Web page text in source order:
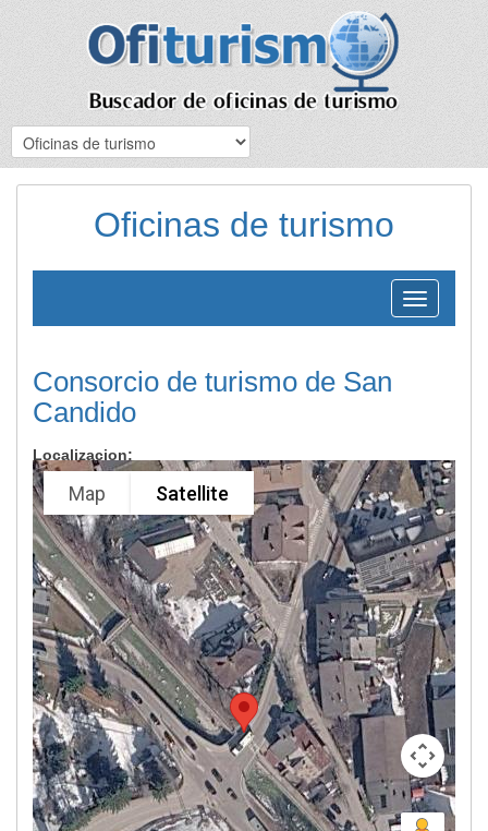
Oficinas de turismo
Toggle
navigation
Consorcio de turismo de San
Candido
Localizacion:
Map Satellite